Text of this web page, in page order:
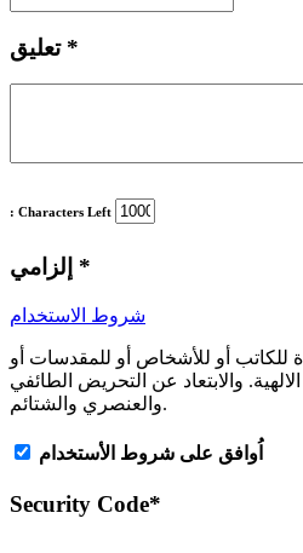
تعليق *
: Characters Left
*
شروط الاستخدام
للكاتب أو للأشخاص أو للمقدسات أو
والابتعاد عن التحريض الطائفي
والعنصري والشتائم.
اُوافق على شروط الأستخدام
Security Code*